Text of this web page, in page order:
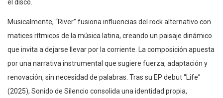
el disco.
Musicalmente, “River” fusiona influencias del rock alternativo con
matices rítmicos de la música latina, creando un paisaje dinámico
que invita a dejarse llevar por la corriente. La composición apuesta
por una narrativa instrumental que sugiere fuerza, adaptación y
renovación, sin necesidad de palabras. Tras su EP debut “Life”
(2025), Sonido de Silencio consolida una identidad propia,